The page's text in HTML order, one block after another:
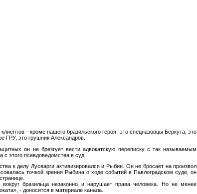
- кроме нашего бразильского героя, это спецназовцы Беркута, это
ГРУ, это грушник Александров.
он не брезгует вести адвокатскую переписку с так называемым
этого псевдоведомства в суд.
к делу Лусварги активизировался и Рыбин. Он не бросает на произвол
точкой зрения Рыбина о ходе событий в Павлоградском суде, он
бразильца незаконно и нарушает права человека. Но не менее
- доносится в материале канала.